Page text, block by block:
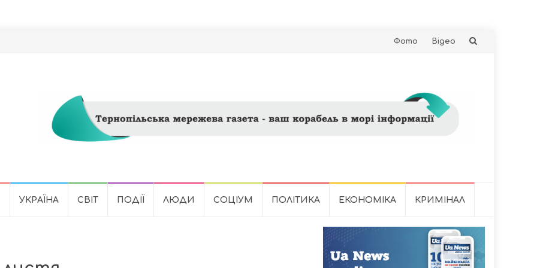
Skip
Фото Відео
УКРАЇНА СВІТ ПОДІЇ ЛЮДИ СОЦІУМ ПОЛІТИКА ЕКОНОМІКА КРИМІНАЛ